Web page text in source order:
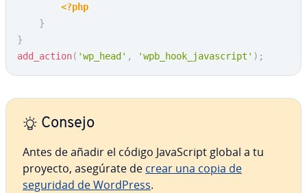
<?php
}
}
add_action( 'wp_head' , 'wpb_hook_javascript' ) ;
Consejo
Antes de añadir el código Ja­va­S­cri­pt global a tu
proyecto, asegúrate de crear una copia de
seguridad de WordPress.